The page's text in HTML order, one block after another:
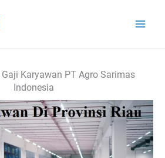
Gaji Karyawan PT Agro Sarimas
Indonesia